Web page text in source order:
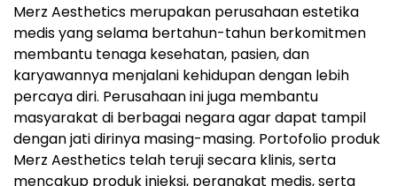
Merz Aesthetics merupakan perusahaan estetika
medis yang selama bertahun-tahun berkomitmen
membantu tenaga kesehatan, pasien, dan
karyawannya menjalani kehidupan dengan lebih
percaya diri. Perusahaan ini juga membantu
masyarakat di berbagai negara agar dapat tampil
dengan jati dirinya masing-masing. Portofolio produk
Merz Aesthetics telah teruji secara klinis, serta
mencakup produk injeksi, perangkat medis, serta